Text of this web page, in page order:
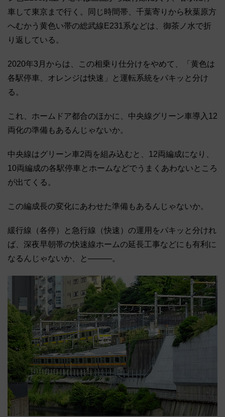
車して東京まで行く。同じ時間帯、千葉寄りから秋葉原方
へむかう黄色い帯の総武線E231系などは、御茶ノ水で折
り返している。
2020年3月からは、この相乗り仕分けをやめて、「黄色は
各駅停車、オレンジは快速」と運転系統をパキッと分け
る。
これ、ホームドア都合のほかに、中央線グリーン車導入12
両化の準備もあるんじゃないか。
中央線はグリーン車2両を組み込むと、12両編成になり、
10両編成の各駅停車とホームなどでうまくあわないところ
が出てくる。
この編成長の変化にあわせた準備もあるんじゃないか。
緩行線（各停）と急行線（快速）の運用をパキッと分けれ
ば、深夜早朝帯の快速線ホームの延長工事などにも有利に
なるんじゃないか、と―――。